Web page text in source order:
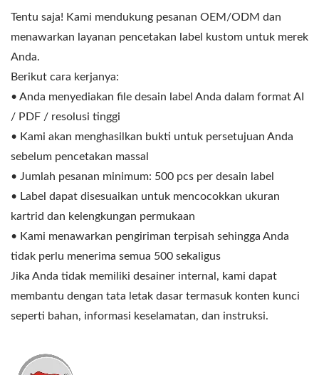
Tentu saja! Kami mendukung pesanan OEM/ODM dan
menawarkan layanan pencetakan label kustom untuk merek
Anda.
Berikut cara kerjanya:
• Anda menyediakan file desain label Anda dalam format AI
/ PDF / resolusi tinggi
• Kami akan menghasilkan bukti untuk persetujuan Anda
sebelum pencetakan massal
• Jumlah pesanan minimum: 500 pcs per desain label
• Label dapat disesuaikan untuk mencocokkan ukuran
kartrid dan kelengkungan permukaan
• Kami menawarkan pengiriman terpisah sehingga Anda
tidak perlu menerima semua 500 sekaligus
Jika Anda tidak memiliki desainer internal, kami dapat
membantu dengan tata letak dasar termasuk konten kunci
seperti bahan, informasi keselamatan, dan instruksi.